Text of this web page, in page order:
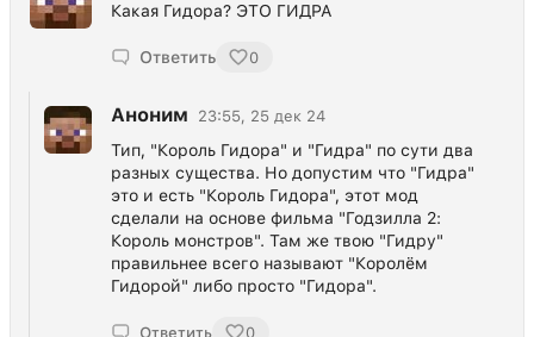
Какая Гидора? ЭТО ГИДРА
Ответить 0
Аноним 23:55, 25 дек 24
Тип, "Король Гидора" и "Гидра" по сути два
разных существа. Но допустим что "Гидра"
это и есть "Король Гидора", этот мод
сделали на основе фильма "Годзилла 2:
Король монстров". Там же твою "Гидру"
правильнее всего называют "Королём
Гидорой" либо просто "Гидора".
Ответить 0